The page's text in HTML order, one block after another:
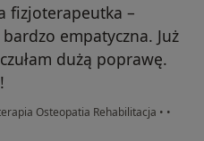
fizjoterapeutka –
empatyczna. Już
dużą poprawę.
Osteopatia Rehabilitacja • •